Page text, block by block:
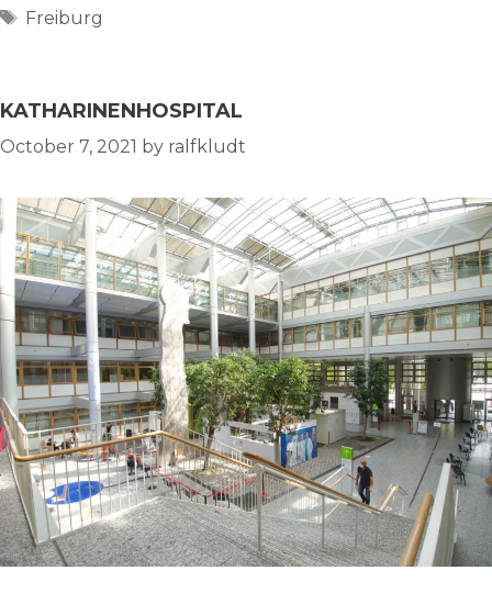
Tags
Freiburg
KATHARINENHOSPITAL
October 7, 2021 by ralfkludt